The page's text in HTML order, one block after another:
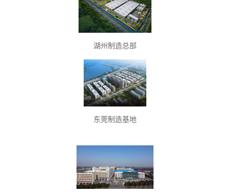
湖州制造总部
东莞制造基地